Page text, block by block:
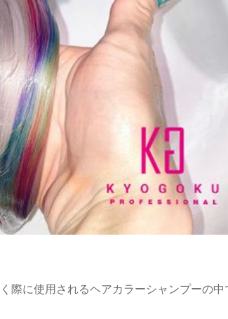
際に使用されるヘアカラーシャンプーの中